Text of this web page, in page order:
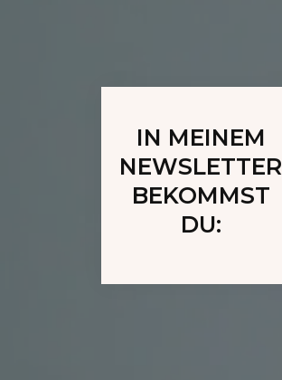
IN MEINEM
NEWSLETTER
BEKOMMST
DU: